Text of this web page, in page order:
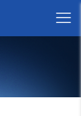
